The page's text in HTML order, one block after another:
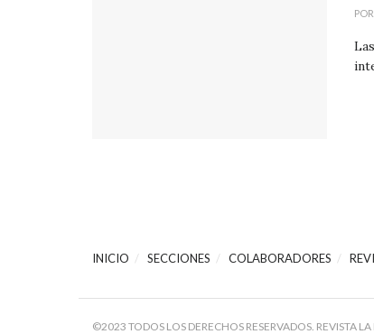
POR
INICIO SECCIONES COLABORADORES
©2023 TODOS LOS DERECHOS RESERVADOS. REVISTA LA